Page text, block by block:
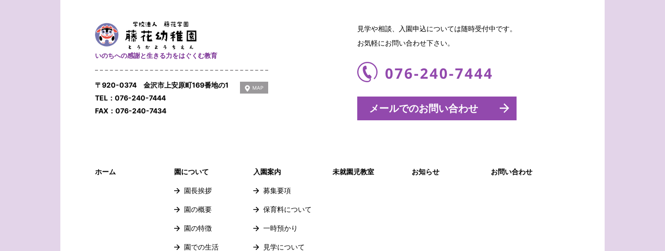
いのちへの感謝と生きる力をはぐくむ教育
〒920-0374 金沢市上安原町169番地の1
TEL：076-240-7444
FAX：076-240-7434
MAP
見学や相談、入園申込については随時受付中です。
お気軽にお問い合わせ下さい。
メールでのお問い合わせ
ホーム 園について
園長挨拶
園の概要
園の特徴
園での生活
入園案内
募集要項
保育料について
一時預かり
見学について
未就園児教室 お知らせ お問い合わせ